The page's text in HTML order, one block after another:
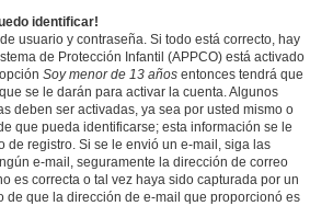
identificar!
usuario y contraseña. Si todo está correcto, hay
de Protección Infantil (APPCO) está activado
Soy menor de 13 años entonces tendrá que
se le darán para activar la cuenta. Algunos
deben ser activadas, ya sea por usted mismo o
que pueda identificarse; esta información se le
de registro. Si se le envió un e-mail, siga las
e-mail, seguramente la dirección de correo
es correcta o tal vez haya sido capturada por un
de que la dirección de e-mail que proporcionó es